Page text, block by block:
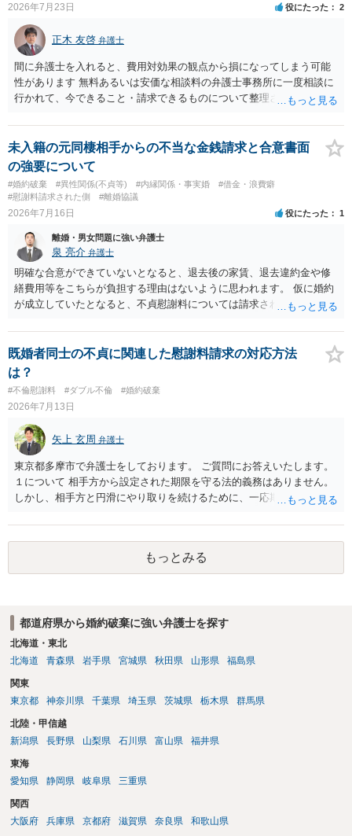
2026年7月23日 役にたった 2
正木 友啓 弁護士
間に弁護士を入れると、費用対効果の観点から損になってしまう可能
性があります 無料あるいは安価な相談料の弁護士事務所に一度相談に
行かれて、今できること・請求できるものについて整理されるのがよ
未入籍の元同棲相手からの不当な金銭請求と合意書面
の強要について
#婚約破棄 #異性関係(不貞等) #内縁関係・事実婚
#借金・浪費癖
#慰謝料請求された側
#離婚協議
2026年7月16日 役にたった 1
離婚・男女問題に強い弁護士
泉 亮介 弁護士
明確な合意ができていないとなると、退去後の家賃、退去違約金や修
繕費用等をこちらが負担する理由はないように思われます。 仮に婚約
が成立していたとなると、不貞慰謝料については請求される可能性が
れば早めに弁護士に相談し、弁護士から回答をさせると良いでしょ
う。
既婚者同士の不貞に関連した慰謝料請求の対応方法
は？
#不倫慰謝料 #ダブル不倫 #婚約破棄
2026年7月13日
矢上 玄周 弁護士
東京都多摩市で弁護士をしております。 ご質問にお答えいたします。
１について 相手方から設定された期限を守る法的義務はありません。
しかし、相手方と円滑にやり取りを続けるために、一応期限を守って
が、期限を守らないのもご不安という場合には、「弁護士に相談して
から連絡するので少々お待ちください」という旨の連絡を入れておく
こともあります。 ２について 求償権の請求と婚約破棄の慰謝料請求
は、法的には別の議論ではありますが、事実上の繋がりがないわけで
負担割合が高くなり、婚約破棄の慰謝料も払う必要が生じるという可
能性もないわけではありません。 ただし、法律上重婚は認められてい
ないので、既婚者同士の婚約が成立するかといわれると、成立しない
際には、清算条項という定めを設けることがほとんどです。 清算条項
を定めることによって、「これをもってお互いに今後一切請求しな
い」ことを双方が誓約することになります。 上記はあくまでも一般論
答ができるかと存じます。 弁護士に相談すべき事案かと存じますの
で、お早めにご相談されることをお勧めいたします。
もっとみる
都道府県から婚約破棄に強い弁護士を探す
北海道・東北
北海道
青森県 岩手県 宮城県 秋田県 山形県 福島県
関東
東京都
神奈川県 千葉県 埼玉県 茨城県 栃木県 群馬県
北陸・甲信越
新潟県
長野県 山梨県 石川県 富山県 福井県
東海
愛知県
静岡県 岐阜県 三重県
関西
大阪府
兵庫県 京都府 滋賀県 奈良県 和歌山県